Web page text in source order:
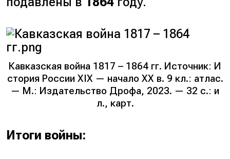
Кавказская война 1817 – 1864 гг. Источник: И
стория России XIX — начало XX в. 9 кл.: атлас.
— М.: Издательство Дрофа, 2023. — 32 с.: и
л., карт.
Итоги войны: